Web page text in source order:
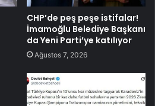
CHP’de peş peşe istifalar!
İmamoğlu Belediye Başkanı
da Yeni Parti’ye katılıyor
Ağustos 7, 2026